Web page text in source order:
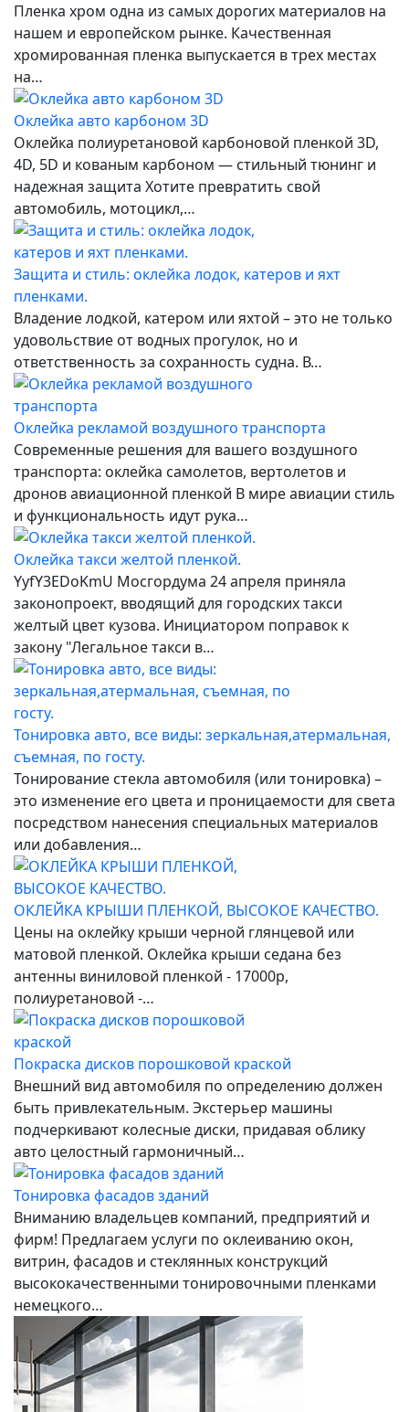
Пленка хром одна из самых дорогих материалов на
нашем и европейском рынке. Качественная
хромированная пленка выпускается в трех местах
на…
Оклейка авто карбоном 3D
Оклейка полиуретановой карбоновой пленкой 3D,
4D, 5D и кованым карбоном — стильный тюнинг и
надежная защита Хотите превратить свой
автомобиль, мотоцикл,…
Защита и стиль: оклейка лодок, катеров и яхт
пленками.
Владение лодкой, катером или яхтой – это не только
удовольствие от водных прогулок, но и
ответственность за сохранность судна. В…
Оклейка рекламой воздушного транспорта
Современные решения для вашего воздушного
транспорта: оклейка самолетов, вертолетов и
дронов авиационной пленкой В мире авиации стиль
и функциональность идут рука…
Оклейка такси желтой пленкой.
YyfY3EDoKmU Мосгордума 24 апреля приняла
законопроект, вводящий для городских такси
желтый цвет кузова. Инициатором поправок к
закону "Легальное такси в…
Тонировка авто, все виды: зеркальная,атермальная,
съемная, по госту.
Тонирование стекла автомобиля (или тонировка) –
это изменение его цвета и проницаемости для света
посредством нанесения специальных материалов
или добавления…
ОКЛЕЙКА КРЫШИ ПЛЕНКОЙ, ВЫСОКОЕ КАЧЕСТВО.
Цены на оклейку крыши черной глянцевой или
матовой пленкой. Оклейка крыши седана без
антенны виниловой пленкой - 17000р,
полиуретановой -…
Покраска дисков порошковой краской
Внешний вид автомобиля по определению должен
быть привлекательным. Экстерьер машины
подчеркивают колесные диски, придавая облику
авто целостный гармоничный…
Тонировка фасадов зданий
Вниманию владельцев компаний, предприятий и
фирм! Предлагаем услуги по оклеиванию окон,
витрин, фасадов и стеклянных конструкций
высококачественными тонировочными пленками
немецкого…